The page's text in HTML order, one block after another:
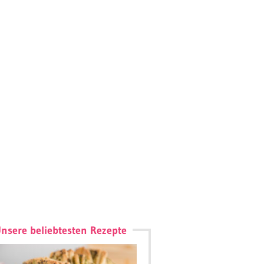
beliebtesten Rezepte